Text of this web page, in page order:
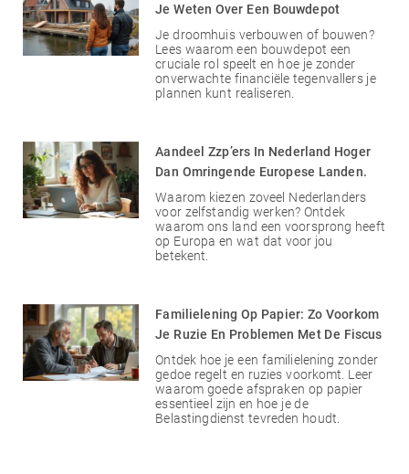
Je Weten Over Een Bouwdepot
Je droomhuis verbouwen of bouwen?
Lees waarom een bouwdepot een
cruciale rol speelt en hoe je zonder
onverwachte financiële tegenvallers je
plannen kunt realiseren.
Aandeel Zzp’ers In Nederland Hoger
Dan Omringende Europese Landen.
Waarom kiezen zoveel Nederlanders
voor zelfstandig werken? Ontdek
waarom ons land een voorsprong heeft
op Europa en wat dat voor jou
betekent.
Familielening Op Papier: Zo Voorkom
Je Ruzie En Problemen Met De Fiscus
Ontdek hoe je een familielening zonder
gedoe regelt en ruzies voorkomt. Leer
waarom goede afspraken op papier
essentieel zijn en hoe je de
Belastingdienst tevreden houdt.